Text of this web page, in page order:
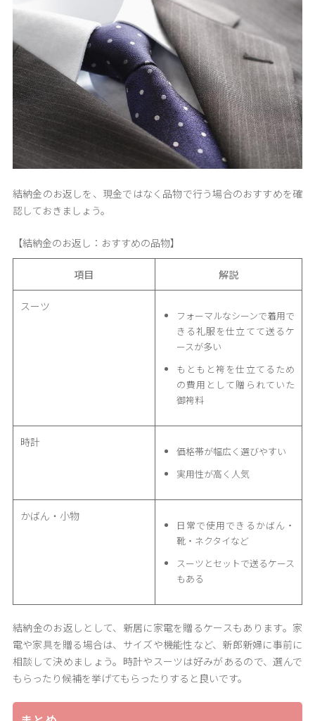
結納金のお返しを、現金ではなく品物で行う場合のおすすめを確
認しておきましょう。
【結納金のお返し：おすすめの品物】
項目 解説
スーツ
フォーマルなシーンで着用で
きる礼服を仕立てて送るケ
ースが多い
もともと袴を仕立てるため
の費用として贈られていた
御袴料
時計
価格帯が幅広く選びやすい
実用性が高く人気
かばん・小物
日常で使用できるかばん・
靴・ネクタイなど
スーツとセットで送るケース
もある
結納金のお返しとして、新居に家電を贈るケースもあります。家
電や家具を贈る場合は、サイズや機能性など、新郎新婦に事前に
相談して決めましょう。時計やスーツは好みがあるので、選んで
もらったり候補を挙げてもらったりすると良いです。